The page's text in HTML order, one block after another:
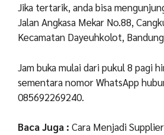
Jika tertarik, anda bisa
Jalan Angkasa Mekar No.88,
Kecamatan Dayeuhkolot,
Jam buka mulai dari pukul 8 pagi
sementara nomor WhatsApp
085692269240.
Baca Juga : Cara Menjadi